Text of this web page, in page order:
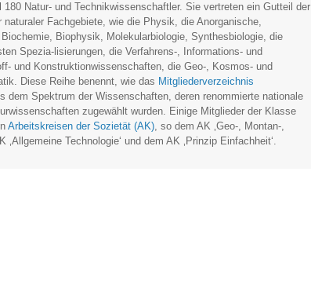
Natur- und Technikwissenschaftler. Sie vertreten ein Gutteil der
Fachgebiete, wie die Physik, die Anorganische,
Biophysik, Molekularbiologie, Synthesbiologie, die
Spezia-lisierungen, die Verfahrens-, Informations- und
und Konstruktionwissenschaften, die Geo-, Kosmos- und
Diese Reihe benennt, wie das Mitgliederverzeichnis
dem Spektrum der Wissenschaften, deren renommierte nationale
zugewählt wurden. Einige Mitglieder der Klasse
Arbeitskreisen der Sozietät (AK), so dem AK ‚Geo-, Montan-,
Technologie‘ und dem AK ‚Prinzip Einfachheit‘.